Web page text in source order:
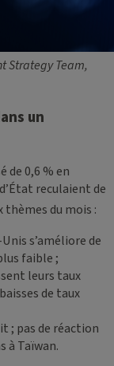
Strategy Team,
un
de 0,6 % en
reculaient de
thèmes du mois :
s’améliore de
faible ;
leurs taux
de taux
; pas de réaction
à Taïwan.